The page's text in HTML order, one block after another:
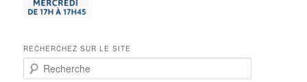
RECHERCHEZ SUR LE SITE
e